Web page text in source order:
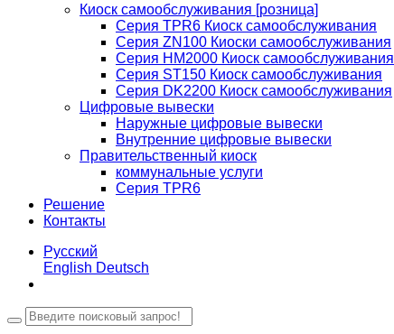
Киоск самообслуживания [розница]
Серия TPR6 Киоск самообслуживания
Серия ZN100 Киоски самообслуживания
Серия HM2000 Киоск самообслуживания
Серия ST150 Киоск самообслуживания
Серия DK2200 Киоск самообслуживания
Цифровые вывески
Наружные цифровые вывески
Внутренние цифровые вывески
Правительственный киоск
коммунальные услуги
Серия TPR6
Решение
Контакты
Русский
English Deutsch